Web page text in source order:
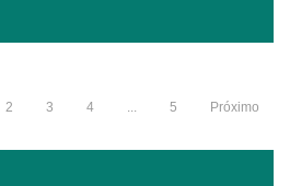
2 3 4 ... 5 Próximo